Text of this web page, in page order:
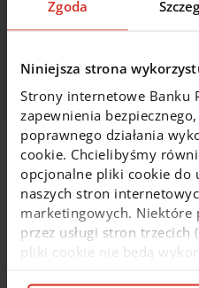
Zgoda
Niniejsza strona
Strony internetowe Banku
zapewnienia
poprawnego działania
cookie. Chcielibyśmy
opcjonalne pliki cookie do
naszych stron
marketingowych. Niektóre
przez usługi stron
pliki cookie nie będą
Na skróty
Wybierz konto osobiste